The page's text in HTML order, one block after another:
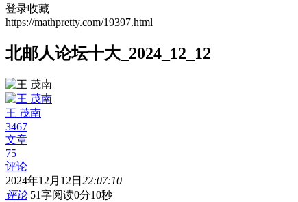
登录收藏
https://mathpretty.com/19397.html
北邮人论坛十大_2024_12_12
王 茂南
3467
文章
75
评论
2024年12月12日 22:07:10
评论 51字阅读0分10秒